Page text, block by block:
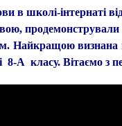
в школі-інтернаті
продемонстрували
Найкращою визнана
А класу. Вітаємо з